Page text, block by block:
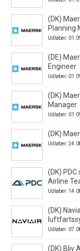
(DK)
Planning
Udløber:
(DE)
Engineer
Udløber:
(DK)
Manager
Udløber:
(DK)
Udløber:
(DK)
Airline
Udløber:
(DK)
Udløber:
(DK) Bliv